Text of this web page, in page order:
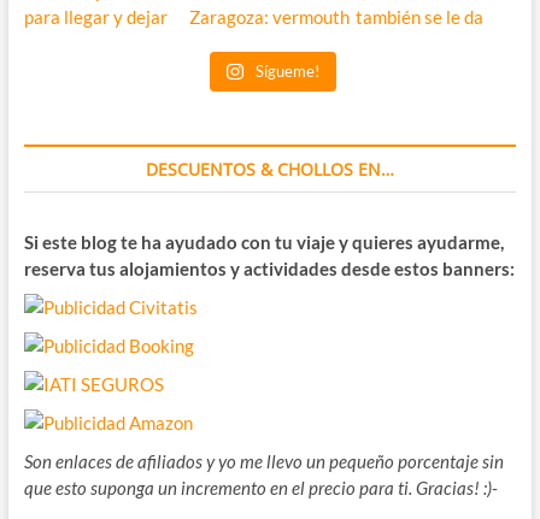
Sígueme!
DESCUENTOS & CHOLLOS EN…
Si este blog te ha ayudado con tu viaje y quieres ayudarme,
reserva tus alojamientos y actividades desde estos banners:
Son enlaces de afiliados y yo me llevo un pequeño porcentaje sin
que esto suponga un incremento en el precio para ti. Gracias! :)-